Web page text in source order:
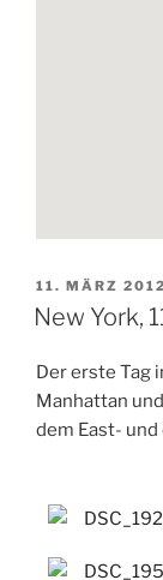
AM
11. MÄRZ 2012
New York,
Der erste Tag
Manhattan
dem East-